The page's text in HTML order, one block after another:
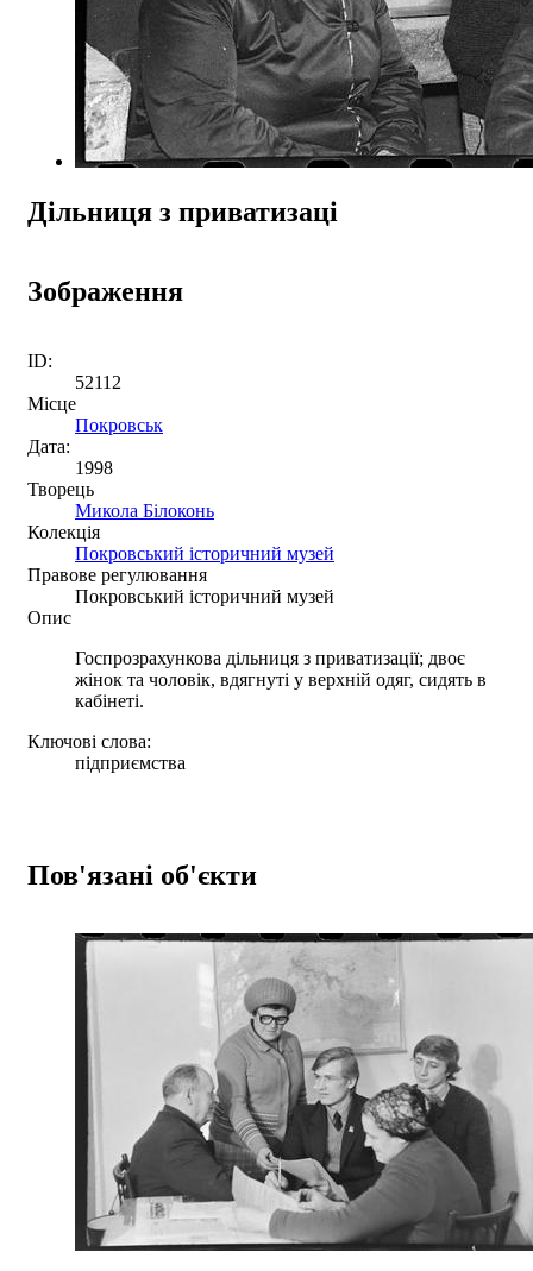
Дільниця з приватизаці
Зображення
ID:
52112
Місце
Покровськ
Дата:
1998
Творець
Микола Білоконь
Колекція
Покровський історичний музей
Правове регулювання
Покровський історичний музей
Опис
Госпрозрахункова дільниця з приватизації; двоє
жінок та чоловік, вдягнуті у верхній одяг, сидять в
кабінеті.
Ключові слова:
підприємства
Пов'язані об'єкти